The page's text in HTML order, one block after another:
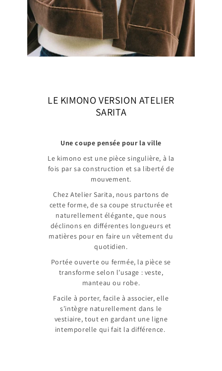
LE KIMONO VERSION ATELIER
SARITA
Une coupe pensée pour la ville
Le kimono est une pièce singulière, à la
fois par sa construction et sa liberté de
mouvement.
Chez Atelier Sarita, nous partons de
cette forme, de sa coupe structurée et
naturellement élégante, que nous
déclinons en différentes longueurs et
matières pour en faire un vêtement du
quotidien.
Portée ouverte ou fermée, la pièce se
transforme selon l’usage : veste,
manteau ou robe.
Facile à porter, facile à associer, elle
s’intègre naturellement dans le
vestiaire, tout en gardant une ligne
intemporelle qui fait la différence.